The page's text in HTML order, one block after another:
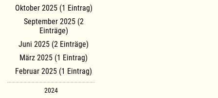
Oktober 2025 (1 Eintrag)
September 2025 (2
Einträge)
Juni 2025 (2 Einträge)
März 2025 (1 Eintrag)
Februar 2025 (1 Eintrag)
2024